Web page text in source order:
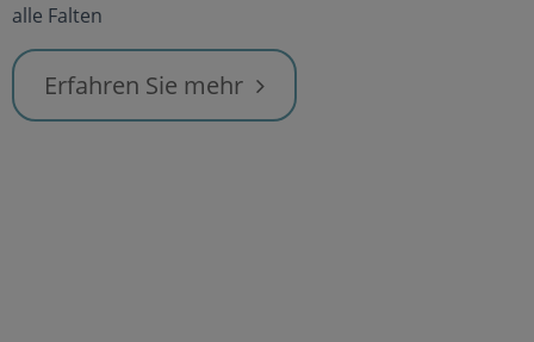
alle Falten
Erfahren Sie mehr